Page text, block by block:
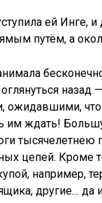
ей Инге,
путём, а
оглянуться
ожидавшими, что
им ждать!
тысячелетнею
цепей. Кроме
например,
другие… да